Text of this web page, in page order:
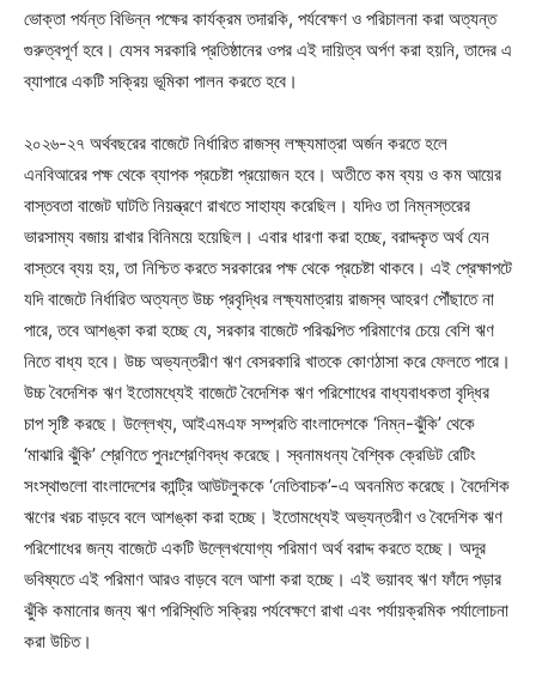
ভোক্তা পর্যন্ত বিভিন্ন পক্ষের কার্যক্রম তদারকি, পর্যবেক্ষণ ও পরিচালনা করা অত্যন্ত
গুরুত্বপূর্ণ হবে। যেসব সরকারি প্রতিষ্ঠানের ওপর এই দায়িত্ব অর্পণ করা হয়নি, তাদের এ
ব্যাপারে একটি সক্রিয় ভূমিকা পালন করতে হবে।
২০২৬-২৭ অর্থবছরের বাজেটে নির্ধারিত রাজস্ব লক্ষ্যমাত্রা অর্জন করতে হলে
এনবিআরের পক্ষ থেকে ব্যাপক প্রচেষ্টা প্রয়োজন হবে। অতীতে কম ব্যয় ও কম আয়ের
বাস্তবতা বাজেট ঘাটতি নিয়ন্ত্রণে রাখতে সাহায্য করেছিল। যদিও তা নিম্নস্তরের
ভারসাম্য বজায় রাখার বিনিময়ে হয়েছিল। এবার ধারণা করা হচ্ছে, বরাদ্দকৃত অর্থ যেন
বাস্তবে ব্যয় হয়, তা নিশ্চিত করতে সরকারের পক্ষ থেকে প্রচেষ্টা থাকবে। এই প্রেক্ষাপটে
যদি বাজেটে নির্ধারিত অত্যন্ত উচ্চ প্রবৃদ্ধির লক্ষ্যমাত্রায় রাজস্ব আহরণ পৌঁছাতে না
পারে, তবে আশঙ্কা করা হচ্ছে যে, সরকার বাজেটে পরিকল্পিত পরিমাণের চেয়ে বেশি ঋণ
নিতে বাধ্য হবে। উচ্চ অভ্যন্তরীণ ঋণ বেসরকারি খাতকে কোণঠাসা করে ফেলতে পারে।
উচ্চ বৈদেশিক ঋণ ইতোমধ্যেই বাজেটে বৈদেশিক ঋণ পরিশোধের বাধ্যবাধকতা বৃদ্ধির
চাপ সৃষ্টি করছে। উল্লেখ্য, আইএমএফ সম্প্রতি বাংলাদেশকে ‘নিম্ন-ঝুঁকি’ থেকে
‘মাঝারি ঝুঁকি’ শ্রেণিতে পুনঃশ্রেণিবদ্ধ করেছে। স্বনামধন্য বৈশ্বিক ক্রেডিট রেটিং
সংস্থাগুলো বাংলাদেশের কান্ট্রি আউটলুককে ‘নেতিবাচক’-এ অবনমিত করেছে। বৈদেশিক
ঋণের খরচ বাড়বে বলে আশঙ্কা করা হচ্ছে। ইতোমধ্যেই অভ্যন্তরীণ ও বৈদেশিক ঋণ
পরিশোধের জন্য বাজেটে একটি উল্লেখযোগ্য পরিমাণ অর্থ বরাদ্দ করতে হচ্ছে। অদূর
ভবিষ্যতে এই পরিমাণ আরও বাড়বে বলে আশা করা হচ্ছে। এই ভয়াবহ ঋণ ফাঁদে পড়ার
ঝুঁকি কমানোর জন্য ঋণ পরিস্থিতি সক্রিয় পর্যবেক্ষণে রাখা এবং পর্যায়ক্রমিক পর্যালোচনা
করা উচিত।